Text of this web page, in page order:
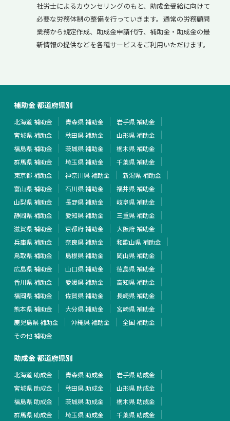
社労士によるカウンセリングのもと、助成金受給に向けて
必要な労務体制の整備を行っていきます。通常の労務顧問
業務から規定作成、助成金申請代行、補助金・助成金の最
新情報の提供などを各種サービスをご利用いただけます。
補助金 都道府県別
北海道 補助金 青森県 補助金
岩手県 補助金
宮城県 補助金
秋田県 補助金
山形県 補助金
福島県 補助金
茨城県 補助金
栃木県 補助金
群馬県 補助金
埼玉県 補助金
千葉県 補助金
東京都 補助金
神奈川県 補助金
新潟県 補助金
富山県 補助金
石川県 補助金
福井県 補助金
山梨県 補助金
長野県 補助金
岐阜県 補助金
静岡県 補助金
愛知県 補助金
三重県 補助金
滋賀県 補助金
京都府 補助金
大阪府 補助金
兵庫県 補助金
奈良県 補助金
和歌山県 補助金
鳥取県 補助金
島根県 補助金
岡山県 補助金
広島県 補助金
山口県 補助金
徳島県 補助金
香川県 補助金
愛媛県 補助金
高知県 補助金
福岡県 補助金
佐賀県 補助金
長崎県 補助金
熊本県 補助金
大分県 補助金
宮崎県 補助金
鹿児島県 補助金
沖縄県 補助金
全国 補助金
その他 補助金
助成金 都道府県別
北海道 助成金 青森県 助成金
岩手県 助成金
宮城県 助成金
秋田県 助成金
山形県 助成金
福島県 助成金
茨城県 助成金
栃木県 助成金
群馬県 助成金
埼玉県 助成金 千葉県 助成金